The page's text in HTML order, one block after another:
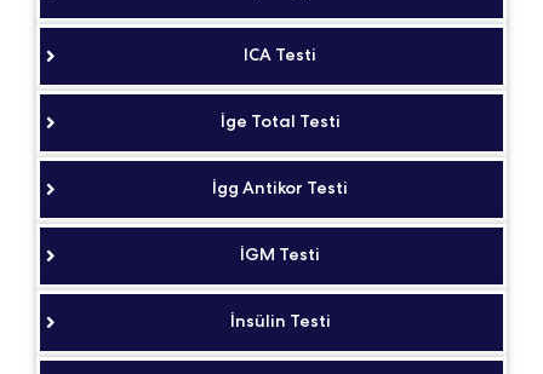
ICA Testi
İge Total Testi
İgg Antikor Testi
İGM Testi
İnsülin Testi